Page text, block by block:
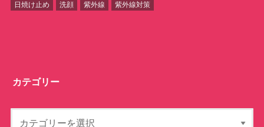
日焼け止め
洗顔 紫外線 紫外線対策
カテゴリー